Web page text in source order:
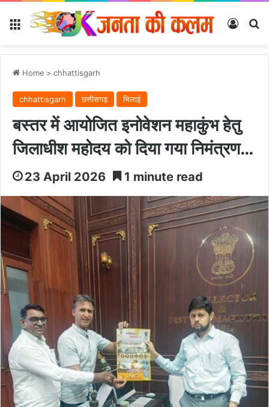
Menu Log In
Home > chhattisgarh
chhattisgarh छत्तीसगढ़ भिलाई
बस्तर में आयोजित इनोवेशन महाकुंभ हेतु
जिलाधीश महोदय को दिया गया निमंत्रण…
23 April 2026 1 minute read